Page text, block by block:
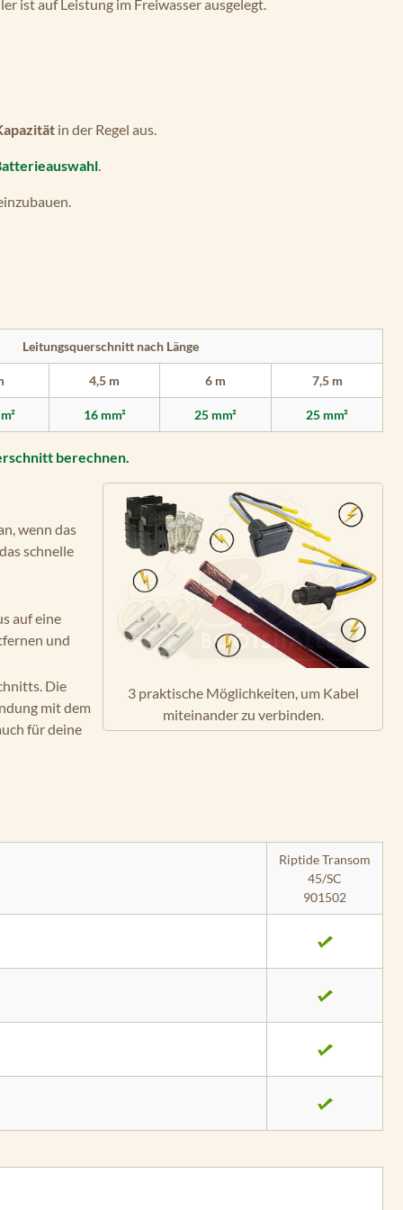
ist auf Leistung im Freiwasser ausgelegt.
in der Regel aus.
.
Leitungsquerschnitt nach Länge
4,5 m 6 m 7,5 m
16 mm² 25 mm² 25 mm²
berechnen.
3 praktische Möglichkeiten, um Kabel
miteinander zu verbinden.
wenn das
schnelle
auf eine
und
Die
mit dem
für deine
Riptide Transom
45/SC
901502